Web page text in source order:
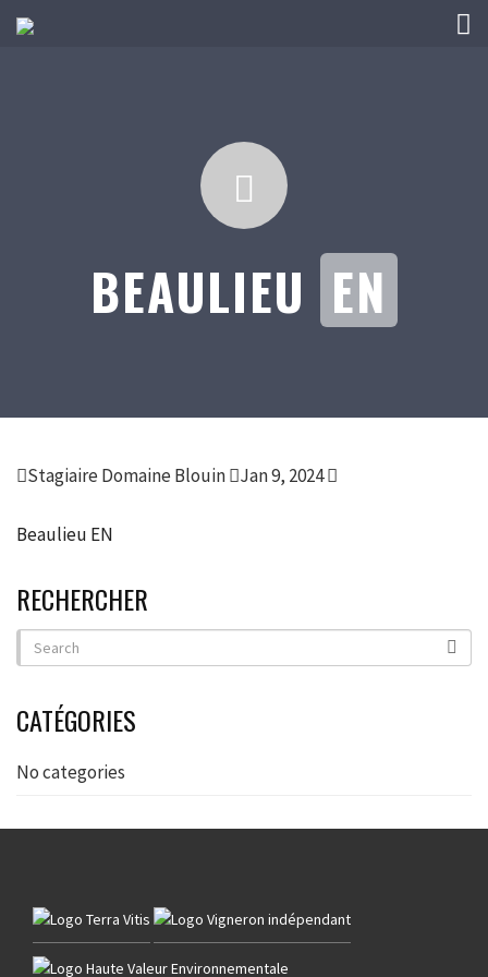
BEAULIEU EN
Stagiaire Domaine Blouin Jan 9, 2024
Beaulieu EN
RECHERCHER
CATÉGORIES
No categories